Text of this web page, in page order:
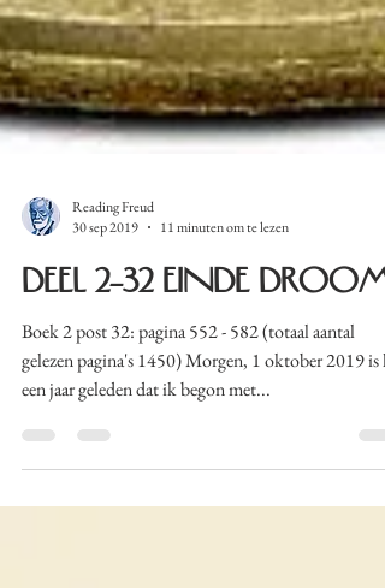
30 sep 2019
11 minuten om te lezen
Deel 2-32 Einde droom
Boek 2 post 32: pagina 552 - 582 (totaal aantal
gelezen pagina's 1450) Morgen, 1 oktober 2019 is
een jaar geleden dat ik begon met...